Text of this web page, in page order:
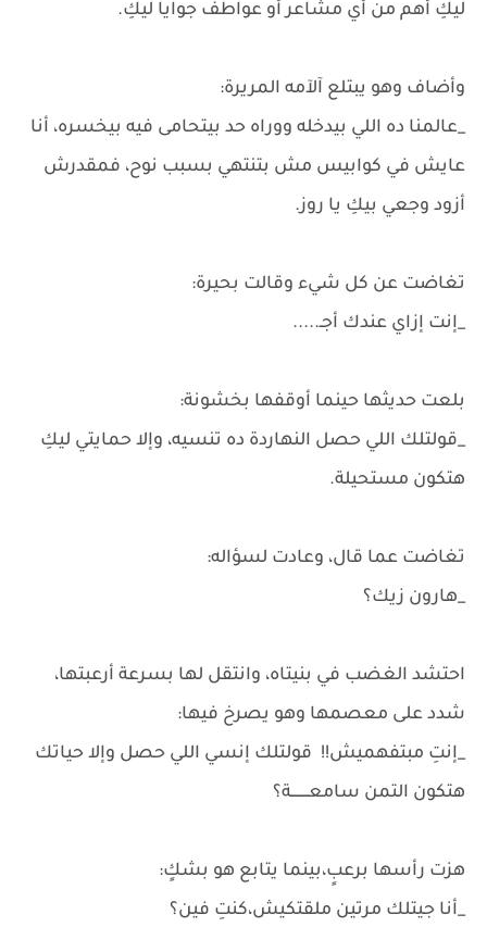
ليكِ أهم من أي مشاعر أو عواطف جوايا ليكِ.
وأضاف وهو يبتلع آلآمه المريرة:
_عالمنا ده اللي بيدخله ووراه حد بيتحامى فيه بيخسره، أنا
عايش في كوابيس مش بتنتهي بسبب نوح، فمقدرش
أزود وجعي بيكِ يا روز.
تغاضت عن كل شيء وقالت بحيرة:
_إنت إزاي عندك أجـ.....
بلعت حديثها حينما أوقفها بخشونة:
_قولتلك اللي حصل النهاردة ده تنسيه، وإلا حمايتي ليكِ
هتكون مستحيلة.
تغاضت عما قال، وعادت لسؤاله:
_هارون زيك؟
احتشد الغضب في بنيتاه، وانتقل لها بسرعة أرعبتها،
شدد على معصمها وهو يصرخ فيها:
_إنتِ مبتفهميش!! قولتلك إنسي اللي حصل وإلا حياتك
هتكون التمن سامعــــــــة؟
هزت رأسها برعبٍ،بينما يتابع هو بشكٍ:
_أنا جيتلك مرتين ملقتكيش،كنتِ فين؟